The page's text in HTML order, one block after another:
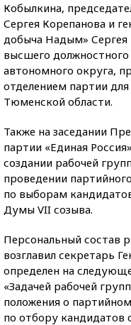
Кобылкина,
Сергея Корепанова и
добыча Надым»
высшего
автономного округа,
отделением партии
Тюменской области.
Также на заседании
партии «Единая
создании рабочей
проведении
по выборам
Думы VII созыва.
Персональный состав
возглавил секретарь
определен на
«Задачей рабочей
положения о
по отбору кандидатов